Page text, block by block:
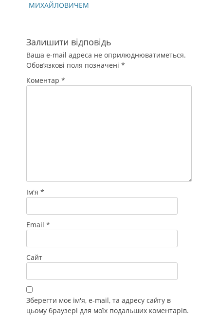
МИХАЙЛОВИЧЕМ
Залишити відповідь
Ваша e-mail адреса не оприлюднюватиметься.
Обов’язкові поля позначені *
Коментар *
Ім'я *
Email *
Сайт
Зберегти моє ім'я, e-mail, та адресу сайту в
цьому браузері для моїх подальших коментарів.